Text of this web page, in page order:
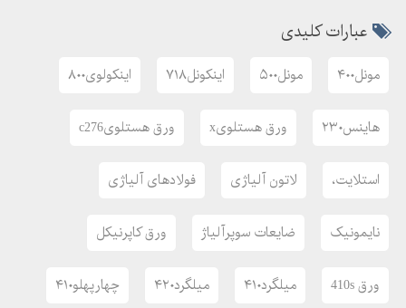
عبارات کلیدی
مونل۴۰۰ مونل۵۰۰ اینکونل۷۱۸ اینکولوی۸۰۰
هاینس۲۳۰ ورق هستلویx ورق هستلویc276
استلایت، لاتون آلیاژی فولادهای آلیاژی
نایمونیک ضایعات سوپرآلیاژ ورق کاپرنیکل
ورق 410s میلگرد۴۱۰ میلگرد۴۲۰ چهارپهلو۴۱۰